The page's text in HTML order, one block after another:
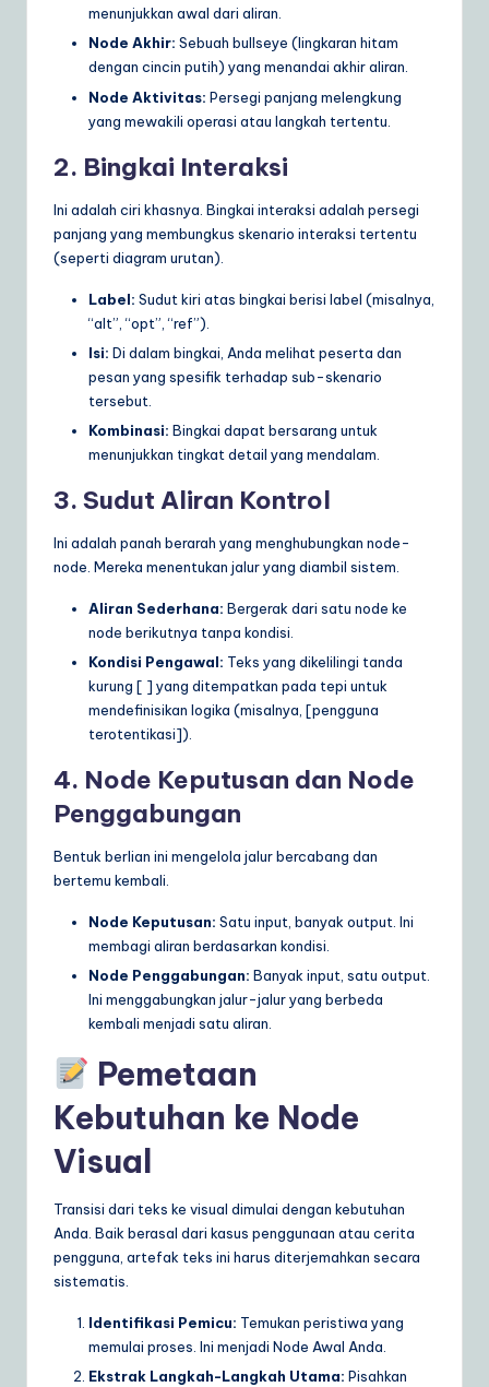
menunjukkan awal dari aliran.
Node Akhir: Sebuah bullseye (lingkaran hitam
dengan cincin putih) yang menandai akhir aliran.
Node Aktivitas: Persegi panjang melengkung
yang mewakili operasi atau langkah tertentu.
2. Bingkai Interaksi
Ini adalah ciri khasnya. Bingkai interaksi adalah persegi
panjang yang membungkus skenario interaksi tertentu
(seperti diagram urutan).
Label: Sudut kiri atas bingkai berisi label (misalnya,
“alt”, “opt”, “ref”).
Isi: Di dalam bingkai, Anda melihat peserta dan
pesan yang spesifik terhadap sub-skenario
tersebut.
Kombinasi: Bingkai dapat bersarang untuk
menunjukkan tingkat detail yang mendalam.
3. Sudut Aliran Kontrol
Ini adalah panah berarah yang menghubungkan node-
node. Mereka menentukan jalur yang diambil sistem.
Aliran Sederhana: Bergerak dari satu node ke
node berikutnya tanpa kondisi.
Kondisi Pengawal: Teks yang dikelilingi tanda
kurung [ ] yang ditempatkan pada tepi untuk
mendefinisikan logika (misalnya, [pengguna
terotentikasi]).
4. Node Keputusan dan Node
Penggabungan
Bentuk berlian ini mengelola jalur bercabang dan
bertemu kembali.
Node Keputusan: Satu input, banyak output. Ini
membagi aliran berdasarkan kondisi.
Node Penggabungan: Banyak input, satu output.
Ini menggabungkan jalur-jalur yang berbeda
kembali menjadi satu aliran.
Pemetaan
Kebutuhan ke Node
Visual
Transisi dari teks ke visual dimulai dengan kebutuhan
Anda. Baik berasal dari kasus penggunaan atau cerita
pengguna, artefak teks ini harus diterjemahkan secara
sistematis.
Identifikasi Pemicu: Temukan peristiwa yang
memulai proses. Ini menjadi Node Awal Anda.
Ekstrak Langkah-Langkah Utama: Pisahkan